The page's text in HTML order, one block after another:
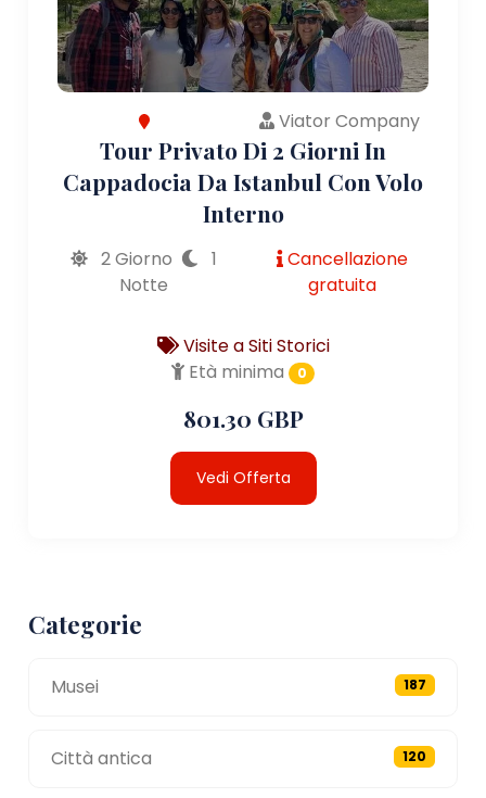
Viator Company
Tour Privato Di 2 Giorni In
Cappadocia Da Istanbul Con Volo
Interno
2 Giorno
1
Notte
Cancellazione
gratuita
Visite a Siti Storici
Età minima
0
801.30 GBP
Vedi Offerta
Categorie
Musei 187
Città antica 120